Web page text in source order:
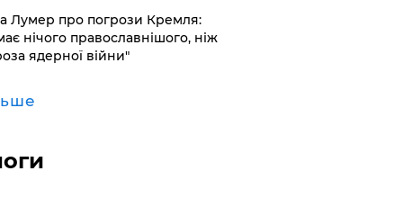
Лумер про погрози Кремля:
нічого православнішого, ніж
ядерної війни"